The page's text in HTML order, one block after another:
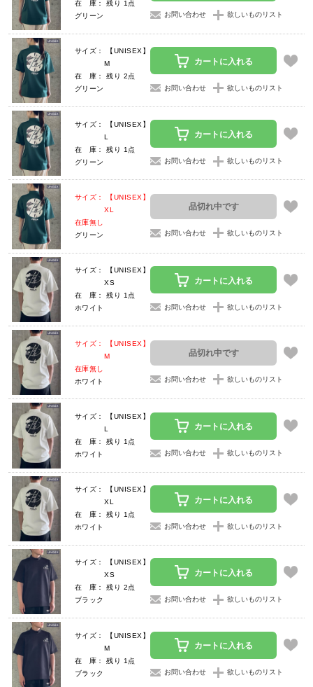
在 庫： 残り 1点
グリーン
お問い合わせ 欲しいものリスト
サイズ： 【UNISEX】
M
在 庫： 残り 2点
グリーン
カートに入れる
お問い合わせ 欲しいものリスト
サイズ： 【UNISEX】
L
在 庫： 残り 1点
グリーン
カートに入れる
お問い合わせ 欲しいものリスト
サイズ： 【UNISEX】
XL
在庫無し
グリーン
品切れ中です
お問い合わせ 欲しいものリスト
サイズ： 【UNISEX】
XS
在 庫： 残り 1点
ホワイト
カートに入れる
お問い合わせ 欲しいものリスト
サイズ： 【UNISEX】
M
在庫無し
ホワイト
品切れ中です
お問い合わせ 欲しいものリスト
サイズ： 【UNISEX】
L
在 庫： 残り 1点
ホワイト
カートに入れる
お問い合わせ 欲しいものリスト
サイズ： 【UNISEX】
XL
在 庫： 残り 1点
ホワイト
カートに入れる
お問い合わせ 欲しいものリスト
サイズ： 【UNISEX】
XS
在 庫： 残り 2点
ブラック
カートに入れる
お問い合わせ 欲しいものリスト
サイズ： 【UNISEX】
M
在 庫： 残り 1点
ブラック
カートに入れる
お問い合わせ 欲しいものリスト